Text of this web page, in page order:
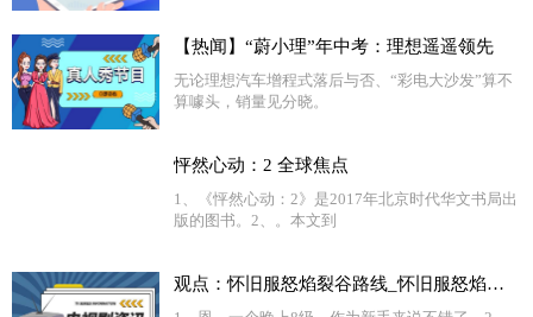
【热闻】“蔚小理”年中考：理想遥遥领先
无论理想汽车增程式落后与否、“彩电大沙发”算不
算噱头，销量见分晓。
怦然心动：2 全球焦点
1、《怦然心动：2》是2017年北京时代华文书局出
版的图书。2、。本文到
观点：怀旧服怒焰裂谷路线_怀旧服怒焰裂谷多少级能进